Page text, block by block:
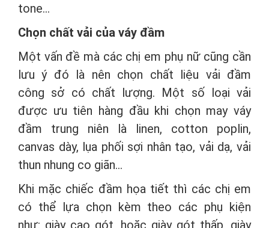
tone…
Chọn chất vải của váy đầm
Một vấn đề mà các chị em phụ nữ cũng cần
lưu ý đó là nên chọn chất liệu vải đầm
công sở có chất lượng. Một số loại vải
được ưu tiên hàng đầu khi chọn may váy
đầm trung niên là linen, cotton poplin,
canvas dày, lụa phối sợi nhân tạo, vải dạ, vải
thun nhung co giãn…
Khi mặc chiếc đầm họa tiết thì các chị em
có thể lựa chọn kèm theo các phụ kiện
như: giày cao gót, hoặc giày gót thấp, giày